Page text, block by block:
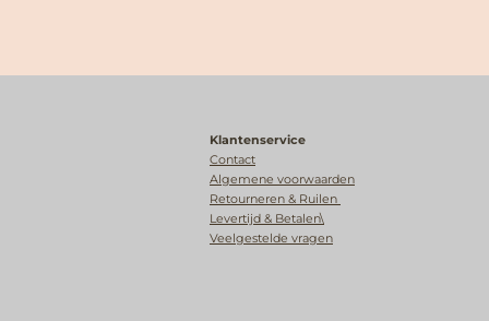
Klantenservice
Contact
Algemene voorwaarden
Retourneren & Ruilen
Levertijd & Betalen\
Veelgestelde vragen